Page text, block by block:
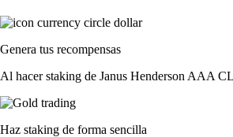
Genera tus recompensas
Al hacer staking de Janus Henderson AAA
Haz staking de forma sencilla